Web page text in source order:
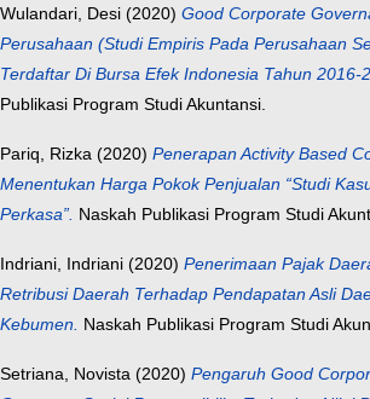
Wulandari, Desi (2020) Good Corporate
Perusahaan (Studi Empiris Pada Perusahaan
Terdaftar Di Bursa Efek Indonesia Tahun 2016-
Publikasi Program Studi Akuntansi.
Pariq, Rizka (2020) Penerapan Activity Based
Menentukan Harga Pokok Penjualan “Studi
Perkasa”. Naskah Publikasi Program Studi
Indriani, Indriani (2020) Penerimaan Pajak
Retribusi Daerah Terhadap Pendapatan Asli
Kebumen. Naskah Publikasi Program Studi
Setriana, Novista (2020) Pengaruh Good